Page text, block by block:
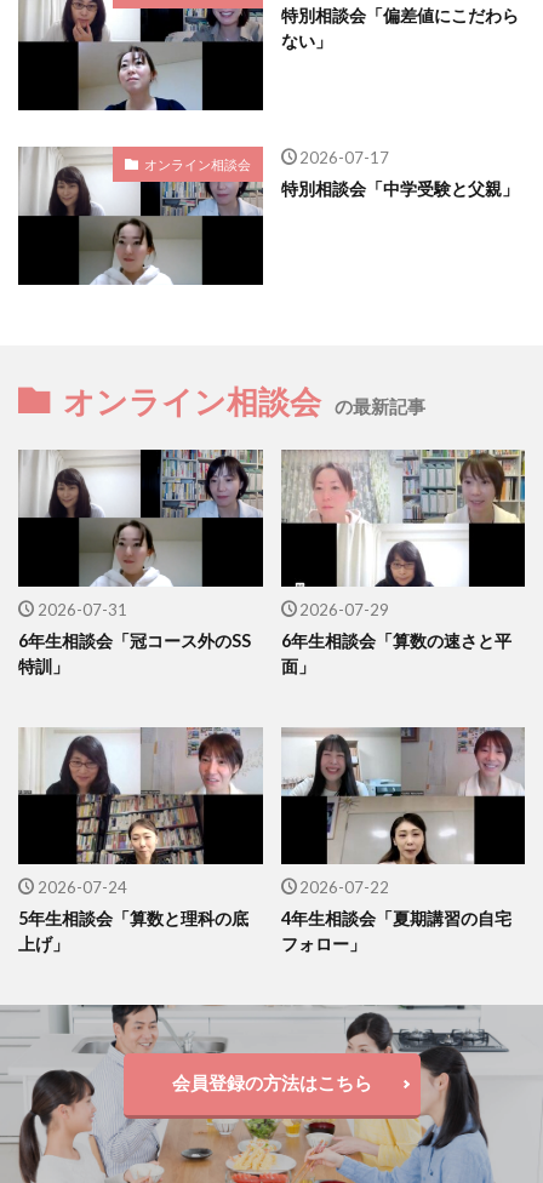
特別相談会「偏差値にこだわら
ない」
オンライン相談会 2026-07-17
特別相談会「中学受験と父親」
オンライン相談会 の最新記事
2026-07-31
6年生相談会「冠コース外のSS
特訓」
2026-07-29
6年生相談会「算数の速さと平
面」
2026-07-24
5年生相談会「算数と理科の底
上げ」
2026-07-22
4年生相談会「夏期講習の自宅
フォロー」
会員登録の方法はこちら